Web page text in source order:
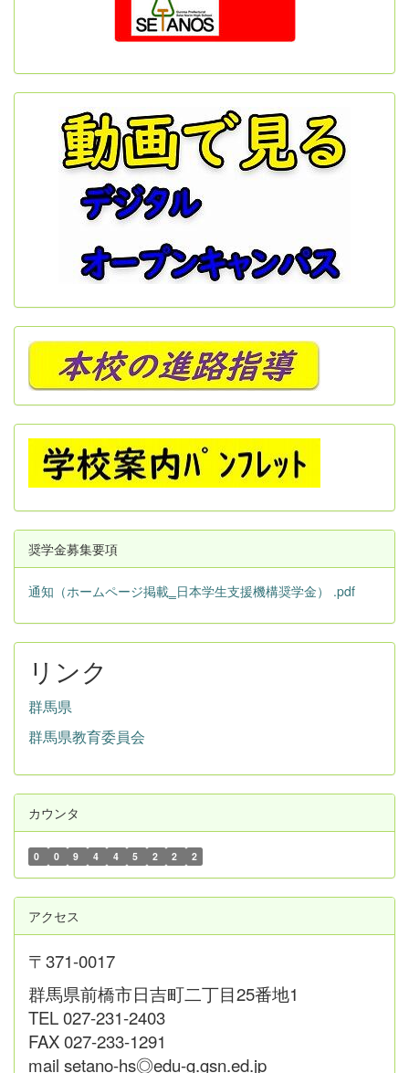
奨学金募集要項
通知（ホームページ掲載‗日本学生支援機構奨学金） .pdf
リンク
群馬県
群馬県教育委員会
カウンタ
0 0 9 4 4 5 2 2 2
アクセス
〒371-0017
群馬県前橋市日吉町二丁目25番地1
TEL 027-231-2403
FAX 027-233-1291
mail setano-hs◎edu-g.gsn.ed.jp